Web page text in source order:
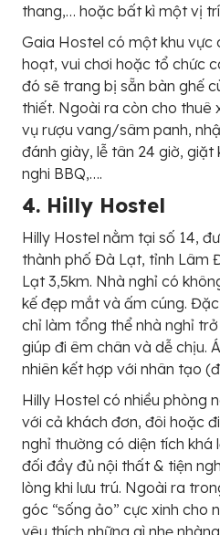
thang,… hoặc bất kì một vị
Gaia Hostel có một khu vực
hoạt, vui chơi hoặc tổ chức
đó sẽ trang bị sẵn bàn ghế
thiết. Ngoài ra còn cho thuê
vụ rượu vang/sâm panh,
đánh giày, lễ tân 24 giờ, giặt
nghi BBQ,….
4. Hilly Hostel
Hilly Hostel nằm tại số 14,
thành phố Đà Lạt, tỉnh Lâm
Lạt 3,5km. Nhà nghỉ có
kế đẹp mắt và ấm cúng.
chỉ làm tổng thể nhà nghỉ
giúp đi êm chân và dễ chịu.
nhiên kết hợp với nhân tạo
Hilly Hostel có nhiều phòng
với cả khách đơn, đôi hoặc
nghỉ thường có diện tích
đối đầy đủ nội thất & tiện
lòng khi lưu trú. Ngoài ra
góc “sống ảo” cực xinh cho